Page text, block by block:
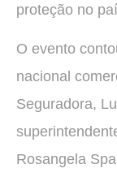
proteção no
O evento
nacional
Seguradora,
Rosangela